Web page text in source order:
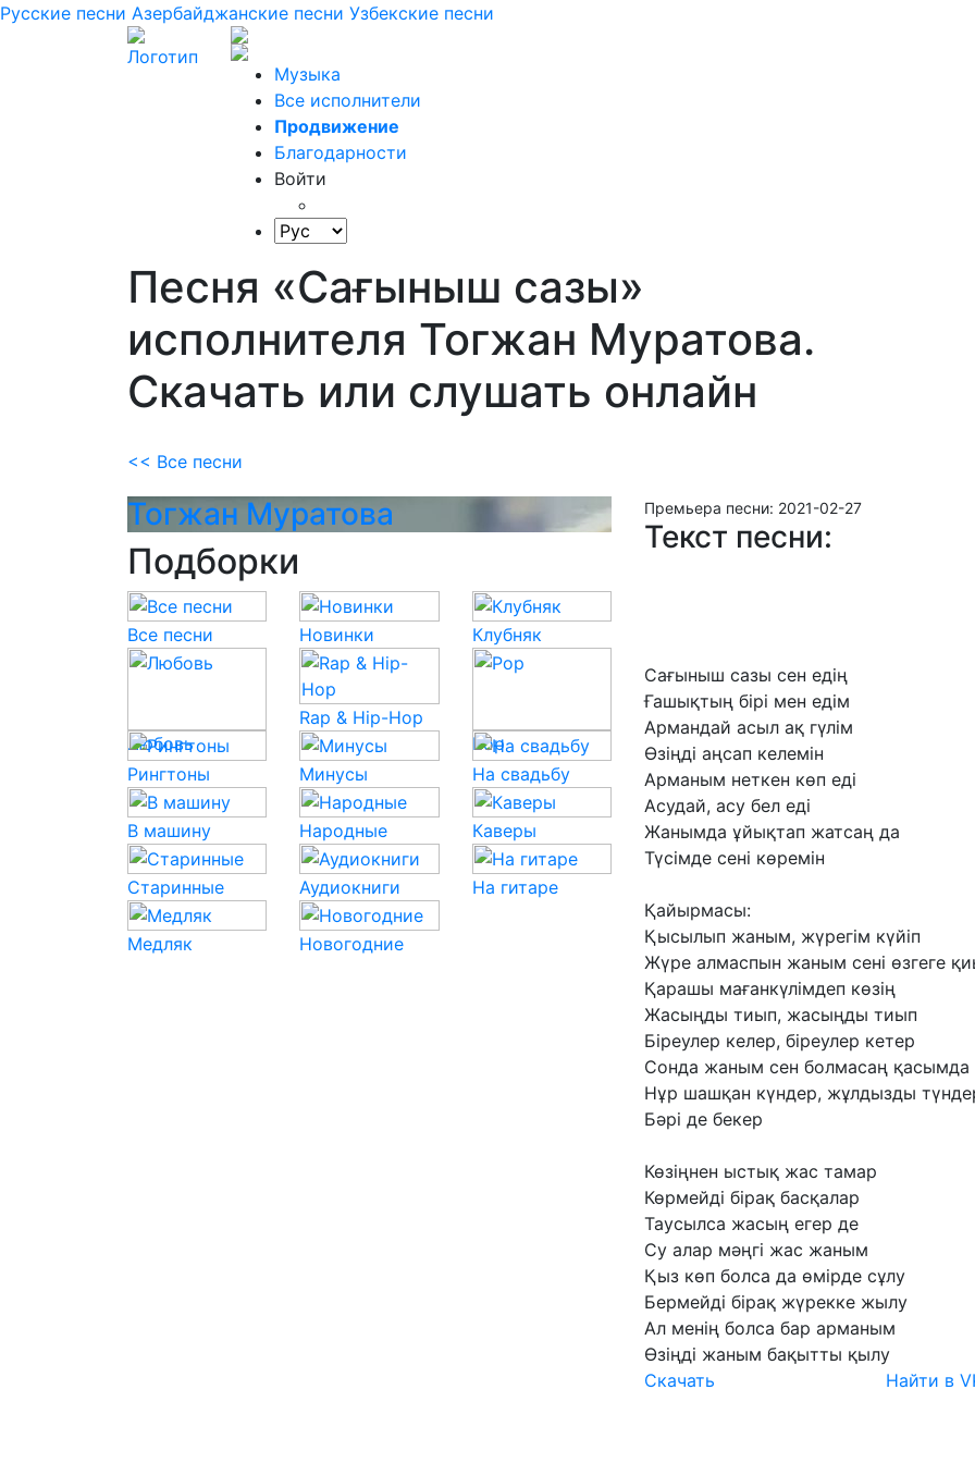
Русские песни Азербайджанские песни Узбекские песни
Музыка
Все исполнители
Продвижение
Благодарности
Войти
Песня «Сағыныш сазы»
исполнителя Тогжан Муратова.
Скачать или слушать онлайн
<< Все песни
Премьера песни: 2021-02-27
Текст песни:
Сағыныш сазы сен едің
Ғашықтың бірі мен едім
Армандай асыл ақ гүлім
Өзіңді аңсап келемін
Арманым неткен көп еді
Асудай, асу бел еді
Жанымда ұйықтап жатсаң да
Түсімде сені көремін
Қайырмасы:
Қысылып жаным, жүрегім күйіп
Жүре алмаспын жаным сені өзгеге
Қарашы мағанкүлімдеп көзің
Жасыңды тиып, жасыңды тиып
Біреулер келер, біреулер кетер
Сонда жаным сен болмасаң қасымда
Нұр шашқан күндер, жұлдызды
Бәрі де бекер
Көзіңнен ыстық жас тамар
Көрмейді бірақ басқалар
Таусылса жасың егер де
Су алар мәңгі жас жаным
Қыз көп болса да өмірде сұлу
Бермейді бірақ жүрекке жылу
Ал менің болса бар арманым
Өзіңді жаным бақытты қылу
Скачать
Найти в
Тогжан Муратова
Подборки
Все песни Новинки Клубняк
Любовь
Rap & Hip-Hop
Pop
Рингтоны
Минусы На свадьбу
В машину Народные Каверы
Старинные Аудиокниги На гитаре
Медляк Новогодние